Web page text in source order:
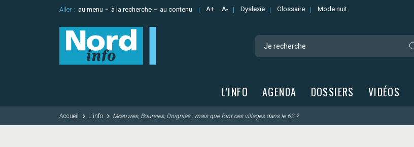
Aller : au menu à la recherche au contenu A+ A- Dyslexie Glossaire Mode nuit
L’INFO AGENDA DOSSIERS VIDÉOS
Accueil L'info Mœuvres, Boursies, Doignies : mais que font ces villages dans le 62 ?